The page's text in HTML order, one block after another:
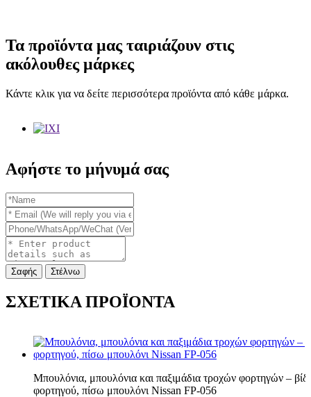
Τα προϊόντα μας ταιριάζουν στις
ακόλουθες μάρκες
Κάντε κλικ για να δείτε περισσότερα προϊόντα από κάθε μάρκα.
Αφήστε το μήνυμά σας
Σαφής Στέλνω
ΣΧΕΤΙΚΑ ΠΡΟΪΟΝΤΑ
Μπουλόνια, μπουλόνια και παξιμάδια τροχών φορτηγών –
φορτηγού, πίσω μπουλόνι Nissan FP-056